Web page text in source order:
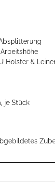
Holster &
je Stück